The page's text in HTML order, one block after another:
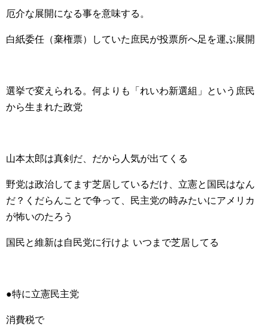
厄介な展開になる事を意味する。
白紙委任（棄権票）していた庶民が投票所へ足を運ぶ展開
選挙で変えられる。何よりも「れいわ新選組」という庶民
から生まれた政党
山本太郎は真剣だ、だから人気が出てくる
野党は政治してます芝居しているだけ、立憲と国民はなん
だ？くだらんことで争って、民主党の時みたいにアメリカ
が怖いのたろう
国民と維新は自民党に行けよ いつまで芝居してる
●特に立憲民主党
消費税で